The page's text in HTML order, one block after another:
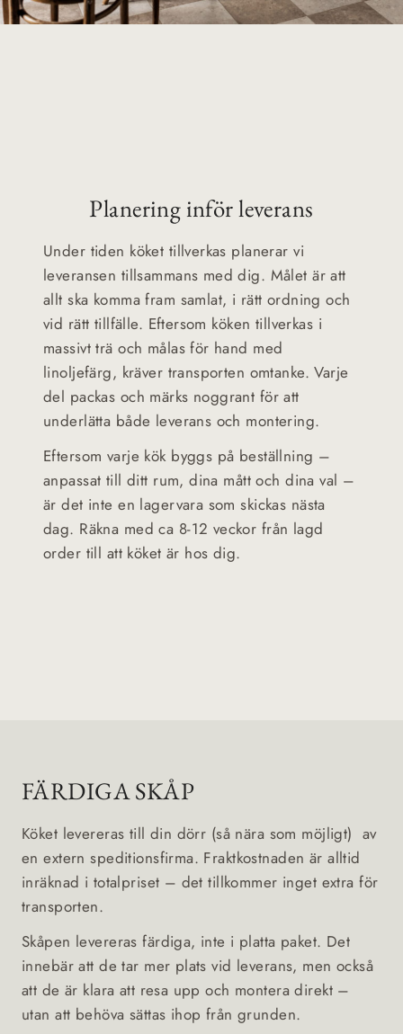
Planering inför leverans
Under tiden köket tillverkas planerar vi
leveransen tillsammans med dig. Målet är att
allt ska komma fram samlat, i rätt ordning och
vid rätt tillfälle. Eftersom köken tillverkas i
massivt trä och målas för hand med
linoljefärg, kräver transporten omtanke. Varje
del packas och märks noggrant för att
underlätta både leverans och montering.
Eftersom varje kök byggs på beställning –
anpassat till ditt rum, dina mått och dina val –
är det inte en lagervara som skickas nästa
dag. Räkna med ca 8-12 veckor från lagd
order till att köket är hos dig.
FÄRDIGA SKÅP
Köket levereras till din dörr (så nära som möjligt) av
en extern speditionsfirma. Fraktkostnaden är alltid
inräknad i totalpriset – det tillkommer inget extra för
transporten.
Skåpen levereras färdiga, inte i platta paket. Det
innebär att de tar mer plats vid leverans, men också
att de är klara att resa upp och montera direkt –
utan att behöva sättas ihop från grunden.